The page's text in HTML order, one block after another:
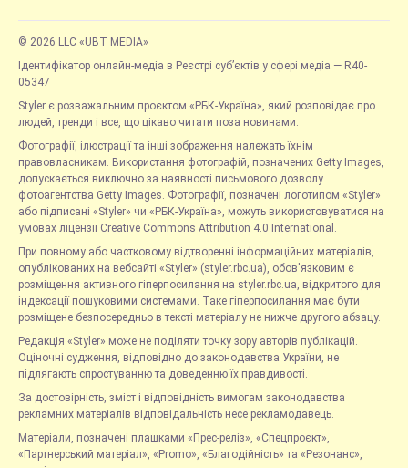
© 2026 LLC «UBT MEDIA»
Ідентифікатор онлайн-медіа в Реєстрі суб’єктів у сфері медіа — R40-
05347
Styler є розважальним проєктом «РБК-Україна», який розповідає про
людей, тренди і все, що цікаво читати поза новинами.
Фотографії, ілюстрації та інші зображення належать їхнім
правовласникам. Використання фотографій, позначених Getty Images,
допускається виключно за наявності письмового дозволу
фотоагентства Getty Images. Фотографії, позначені логотипом «Styler»
або підписані «Styler» чи «РБК-Україна», можуть використовуватися на
умовах ліцензії Creative Commons Attribution 4.0 International.
При повному або частковому відтворенні інформаційних матеріалів,
опублікованих на вебсайті «Styler» (styler.rbc.ua), обов'язковим є
розміщення активного гіперпосилання на styler.rbc.ua, відкритого для
індексації пошуковими системами. Таке гіперпосилання має бути
розміщене безпосередньо в тексті матеріалу не нижче другого абзацу.
Редакція «Styler» може не поділяти точку зору авторів публікацій.
Оціночні судження, відповідно до законодавства України, не
підлягають спростуванню та доведенню їх правдивості.
За достовірність, зміст і відповідність вимогам законодавства
рекламних матеріалів відповідальність несе рекламодавець.
Матеріали, позначені плашками «Прес-реліз», «Спецпроєкт»,
«Партнерський матеріал», «Promo», «Благодійність» та «Резонанс»,